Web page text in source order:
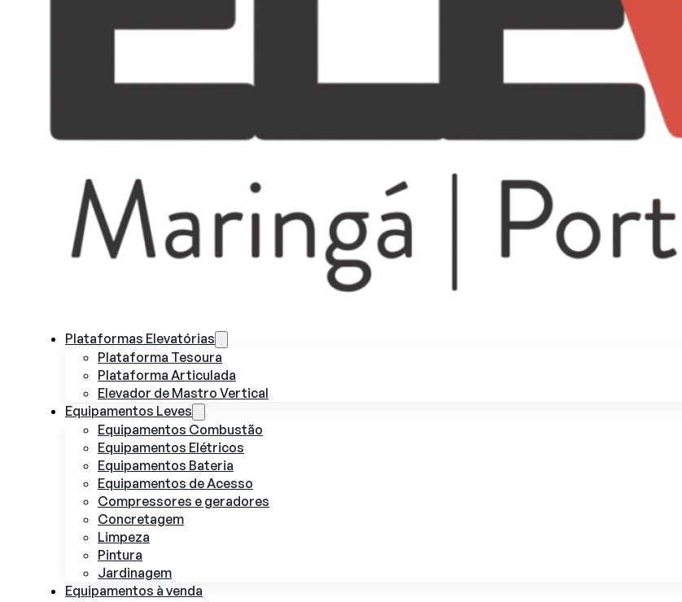
Plataformas Elevatórias
Plataforma Tesoura
Plataforma Articulada
Elevador de Mastro Vertical
Equipamentos Leves
Equipamentos Combustão
Equipamentos Elétricos
Equipamentos Bateria
Equipamentos de Acesso
Compressores e geradores
Concretagem
Limpeza
Pintura
Jardinagem
Equipamentos à venda